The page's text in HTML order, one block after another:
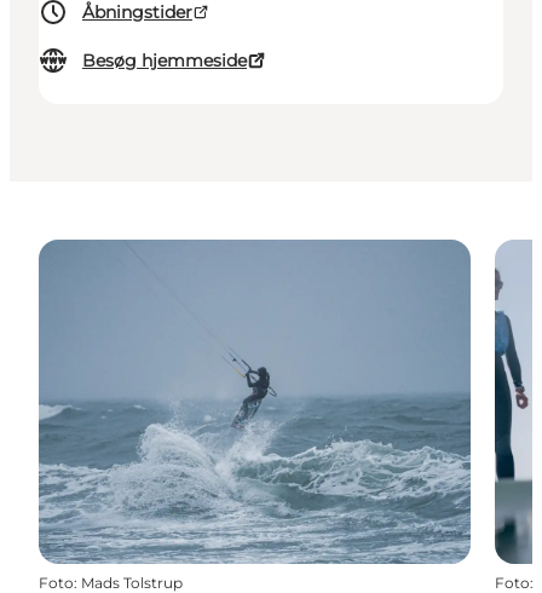
Åbningstider
Besøg hjemmeside
Foto: Mads Tolstrup Foto: